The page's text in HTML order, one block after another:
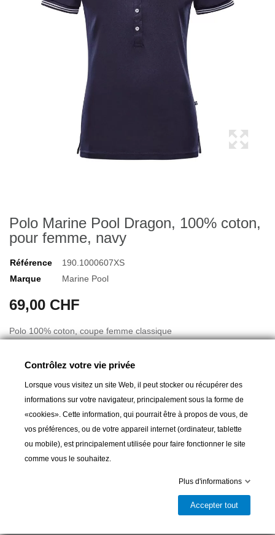
Polo Marine Pool Dragon, 100% coton,
pour femme, navy
Référence
190.1000607XS
Marque
Marine Pool
69,00 CHF
Polo 100% coton, coupe femme classique
Ajouter au panier
Dernier article en stock
Contrôlez votre vie privée
Lorsque vous visitez un site Web, il peut stocker ou récupérer des
informations sur votre navigateur, principalement sous la forme de
«cookies». Cette information, qui pourrait être à propos de vous, de
vos préférences, ou de votre appareil internet (ordinateur, tablette
ou mobile), est principalement utilisée pour faire fonctionner le site
comme vous le souhaitez.
Plus d'informations
Accepter tout